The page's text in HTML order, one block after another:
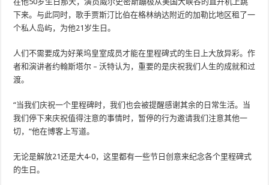
下来。与此同时，歌手贾斯汀比伯在格林纳达附近的加勒比地区租了一
个私人岛屿，为他21岁生日。
人们不需要成为好莱坞皇室成员才能在里程碑式的生日上大放异彩。作
者和演讲者约翰斯塔尔 – 沃特认为，重要的是庆祝我们人生的成就和过
渡。
“当我们庆祝一个里程碑时，我们也会被提醒感谢其余的日常生活。当
我们停下来庆祝值得注意的事情时，暂停的行为邀请我们注意其他一
切，“他在博客上写道。
无论是解放21还是大4-0，这里都有一些节日创意来纪念各个里程碑式
的生日。